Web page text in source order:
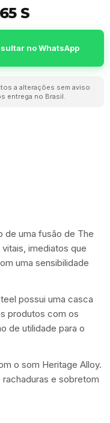
S
no WhatsApp
a alterações sem aviso
entrega no Brasil.
de uma fusão de The
imediatos que
uma sensibilidade
possui uma casca
produtos com os
de utilidade para o
o som Heritage Alloy.
e sobretom